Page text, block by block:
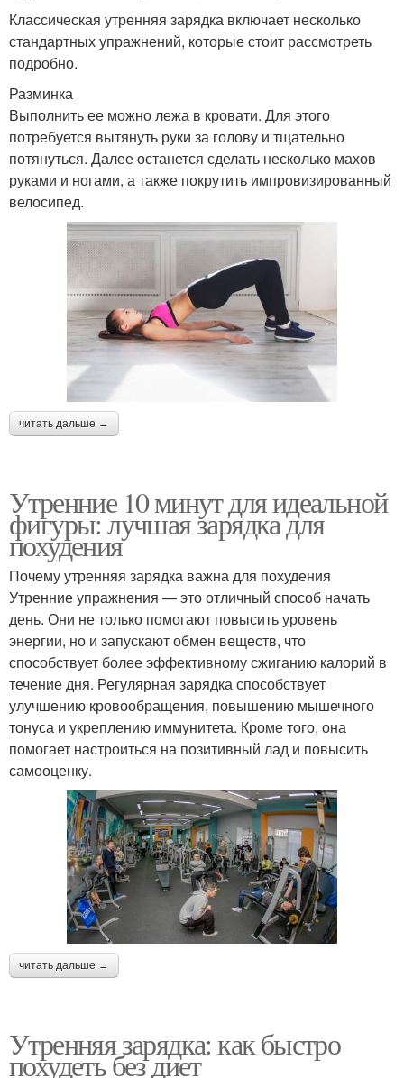
Классическая утренняя зарядка включает несколько
стандартных упражнений, которые стоит рассмотреть
подробно.
Разминка
Выполнить ее можно лежа в кровати. Для этого
потребуется вытянуть руки за голову и тщательно
потянуться. Далее останется сделать несколько махов
руками и ногами, а также покрутить импровизированный
велосипед.
читать дальше →
Утренние 10 минут для идеальной
фигуры: лучшая зарядка для
похудения
Почему утренняя зарядка важна для похудения
Утренние упражнения — это отличный способ начать
день. Они не только помогают повысить уровень
энергии, но и запускают обмен веществ, что
способствует более эффективному сжиганию калорий в
течение дня. Регулярная зарядка способствует
улучшению кровообращения, повышению мышечного
тонуса и укреплению иммунитета. Кроме того, она
помогает настроиться на позитивный лад и повысить
самооценку.
читать дальше →
Утренняя зарядка: как быстро
похудеть без диет